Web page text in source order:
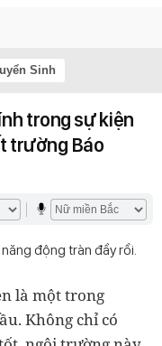
Sinh
trong sự kiện
trường Báo
động tràn đầy rồi.
là một trong
Không chỉ có